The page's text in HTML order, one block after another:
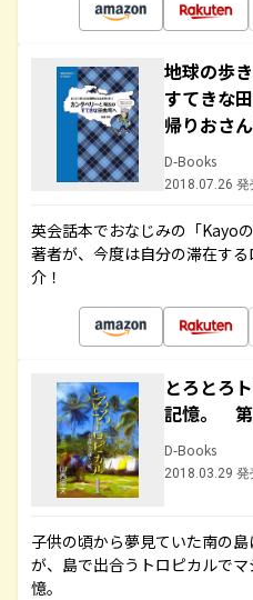
地球の歩
すてきな
帰りおさ
D-Books
2018.07.26 発
英会話本でおなじみの「Kayo
著者が、今度は自分の滞在す
介！
とろとろ
記憶。
D-Books
2018.03.29 発
子供の頃から夢見ていた南の
が、島で出合うトロピカルで
憶。